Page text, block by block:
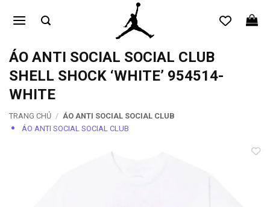
qua
dungÁO ANTI SOCIAL SOCIAL CLUB
SHELL SHOCK ‘WHITE’ 954514-
WHITE
TRANG CHỦ / ÁO ANTI SOCIAL SOCIAL CLUB
ÁO ANTI SOCIAL SOCIAL CLUB